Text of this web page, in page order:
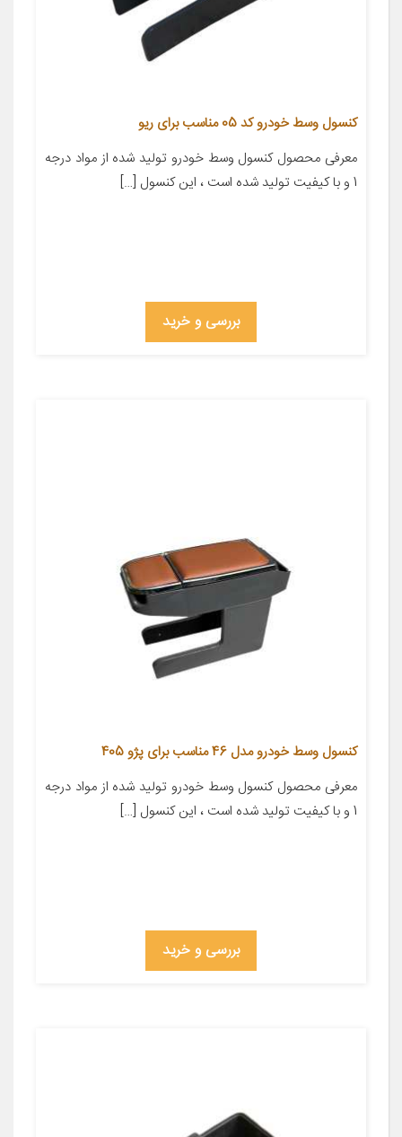
کنسول وسط خودرو کد 05 مناسب برای ریو
معرفی محصول کنسول وسط خودرو تولید شده از مواد درجه
1 و با کیفیت تولید شده است ، این کنسول […]
بررسی و خرید
کنسول وسط خودرو مدل 46 مناسب برای پژو 405
معرفی محصول کنسول وسط خودرو تولید شده از مواد درجه
1 و با کیفیت تولید شده است ، این کنسول […]
بررسی و خرید